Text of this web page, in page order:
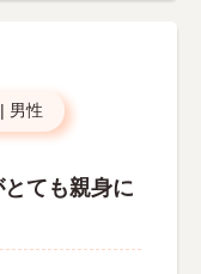
| 男性
ても親身に